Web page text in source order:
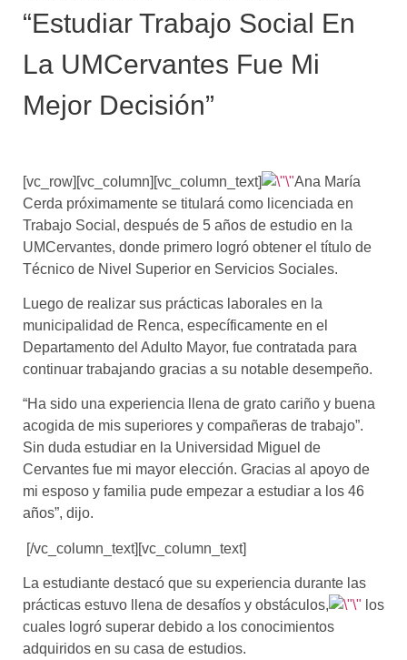
“Estudiar Trabajo Social En
La UMCervantes Fue Mi
Mejor Decisión”
[vc_row][vc_column][vc_column_text]
Ana María
Cerda próximamente se titulará como licenciada en
Trabajo Social, después de 5 años de estudio en la
UMCervantes, donde primero logró obtener el título de
Técnico de Nivel Superior en Servicios Sociales.
Luego de realizar sus prácticas laborales en la
municipalidad de Renca, específicamente en el
Departamento del Adulto Mayor, fue contratada para
continuar trabajando gracias a su notable desempeño.
“Ha sido una experiencia llena de grato cariño y buena
acogida de mis superiores y compañeras de trabajo”.
Sin duda estudiar en la Universidad Miguel de
Cervantes fue mi mayor elección. Gracias al apoyo de
mi esposo y familia pude empezar a estudiar a los 46
años”, dijo.
[/vc_column_text][vc_column_text]
La estudiante destacó que su experiencia durante las
prácticas estuvo llena de desafíos y obstáculos,
los
cuales logró superar debido a los conocimientos
adquiridos en su casa de estudios.